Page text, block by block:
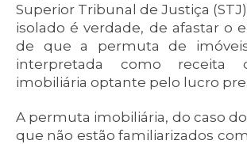
Superior Tribunal de Justiça
isolado é verdade, de afastar o
de que a permuta de
interpretada como receita
imobiliária optante pelo lucro
A permuta imobiliária, do caso do
que não estão familiarizados